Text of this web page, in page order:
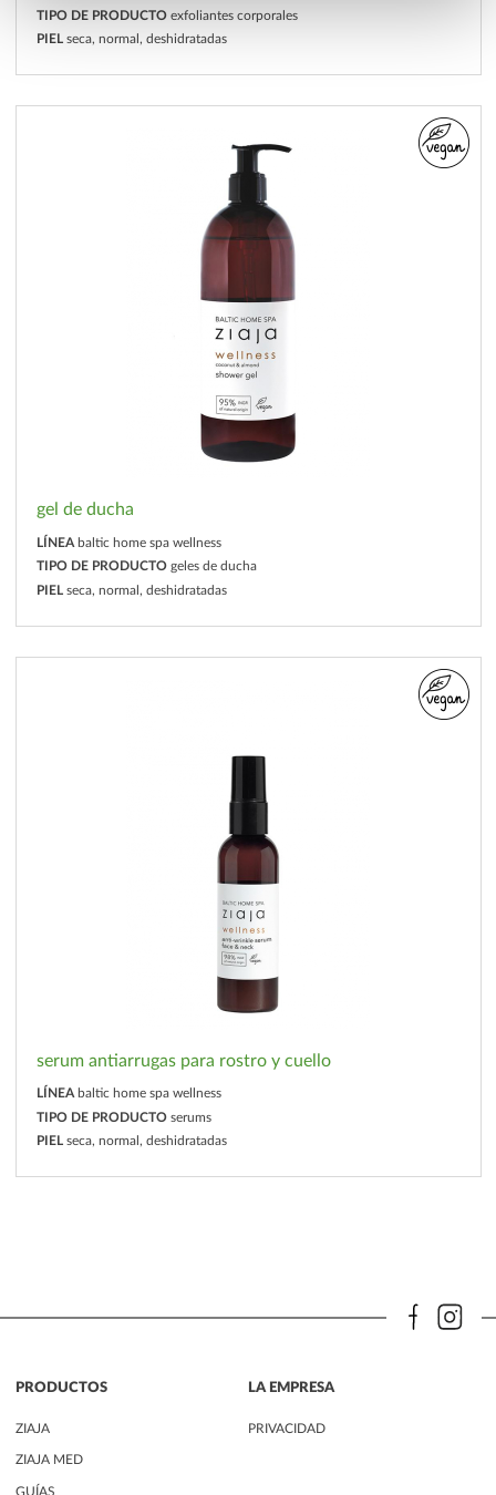
TIPO DE PRODUCTO exfoliantes corporales
PIEL seca, normal, deshidratadas
gel de ducha
LÍNEA baltic home spa wellness
TIPO DE PRODUCTO geles de ducha
PIEL seca, normal, deshidratadas
serum antiarrugas para rostro y cuello
LÍNEA baltic home spa wellness
TIPO DE PRODUCTO serums
PIEL seca, normal, deshidratadas
PRODUCTOS
ZIAJA
ZIAJA MED
GUÍAS
LA EMPRESA
PRIVACIDAD